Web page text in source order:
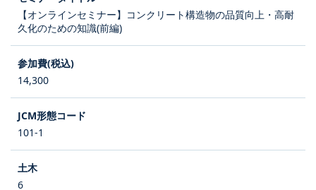
【オンラインセミナー】コンクリート構造物の品質向上・高耐
久化のための知識(前編)
14,300
101-1
6